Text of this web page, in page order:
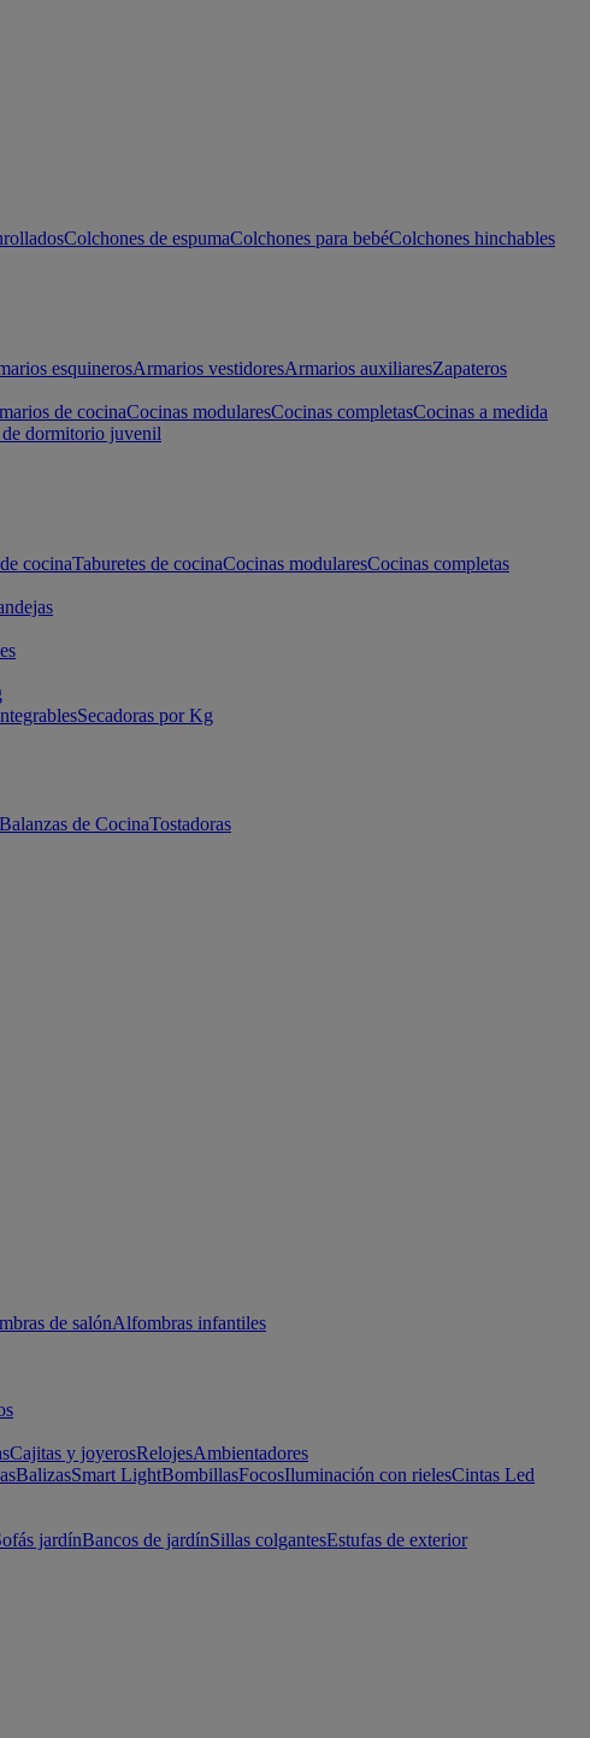
Colchones de espumaColchones para bebéColchones hinchables
esquinerosArmarios vestidoresArmarios auxiliaresZapateros
de cocinaCocinas modularesCocinas completasCocinas a medida
dormitorio juvenil
cocinaTaburetes de cocinaCocinas modularesCocinas completas
Secadoras por Kg
Balanzas de CocinaTostadoras
de salónAlfombras infantiles
Cajitas y joyerosRelojesAmbientadores
BalizasSmart LightBombillasFocosIluminación con rielesCintas Led
jardínBancos de jardínSillas colgantesEstufas de exterior